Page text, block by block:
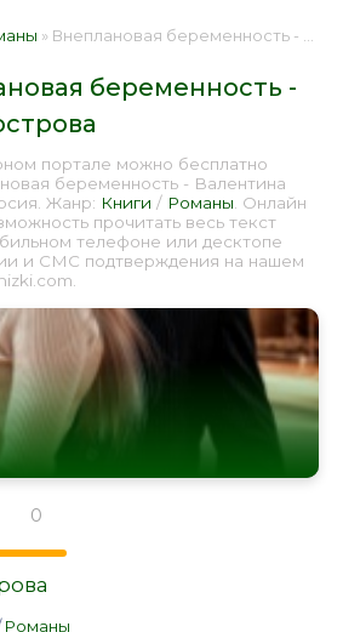
» Внеплановая беременность - Валентина Кострова 📕 - Книга онлайн бесплатно
беременность -
портале можно бесплатно
беременность - Валентина
Жанр: Книги / Романы . Онлайн
прочитать весь текст
телефоне или десктопе
и СМС подтверждения на нашем
0
Романы